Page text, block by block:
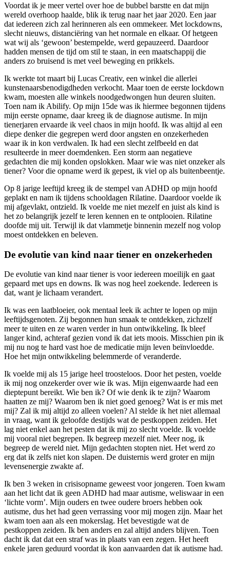
Voordat ik je meer vertel over hoe de bubbel barstte en dat mijn
wereld overhoop haalde, blik ik terug naar het jaar 2020. Een jaar
dat iedereen zich zal herinneren als een ommekeer. Met lockdowns,
slecht nieuws, distanciëring van het normale en elkaar. Of hetgeen
wat wij als ‘gewoon’ bestempelde, werd gepauzeerd. Daardoor
hadden mensen de tijd om stil te staan, in een maatschappij die
anders zo bruisend is met veel beweging en prikkels.
Ik werkte tot maart bij Lucas Creativ, een winkel die allerlei
kunstenaarsbenodigdheden verkocht. Maar toen de eerste lockdown
kwam, moesten alle winkels noodgedwongen hun deuren sluiten.
Toen nam ik Abilify. Op mijn 15de was ik hiermee begonnen tijdens
mijn eerste opname, daar kreeg ik de diagnose autisme. In mijn
tienerjaren ervaarde ik veel chaos in mijn hoofd. Ik was altijd al een
diepe denker die gegrepen werd door angsten en onzekerheden
waar ik in kon verdwalen. Ik had een slecht zelfbeeld en dat
resulteerde in meer doemdenken. Een storm aan negatieve
gedachten die mij konden opslokken. Maar wie was niet onzeker als
tiener? Voor die opname werd ik gepest, ik viel op als buitenbeentje.
Op 8 jarige leeftijd kreeg ik de stempel van ADHD op mijn hoofd
geplakt en nam ik tijdens schooldagen Rilatine. Daardoor voelde ik
mij afgevlakt, ontzield. Ik voelde me niet mezelf en juist als kind is
het zo belangrijk jezelf te leren kennen en te ontplooien. Rilatine
doofde mij uit. Terwijl ik dat vlammetje binnenin mezelf nog volop
moest ontdekken en beleven.
De evolutie van kind naar tiener en onzekerheden
De evolutie van kind naar tiener is voor iedereen moeilijk en gaat
gepaard met ups en downs. Ik was nog heel zoekende. Iedereen is
dat, want je lichaam verandert.
Ik was een laatbloeier, ook mentaal leek ik achter te lopen op mijn
leeftijdsgenoten. Zij begonnen hun smaak te ontdekken, zichzelf
meer te uiten en ze waren verder in hun ontwikkeling. Ik bleef
langer kind, achteraf gezien vond ik dat iets moois. Misschien pin ik
mij nu nog te hard vast hoe de medicatie mijn leven beïnvloedde.
Hoe het mijn ontwikkeling belemmerde of veranderde.
Ik voelde mij als 15 jarige heel troosteloos. Door het pesten, voelde
ik mij nog onzekerder over wie ik was. Mijn eigenwaarde had een
dieptepunt bereikt. Wie ben ik? Of wie denk ik te zijn? Waarom
haatten ze mij? Waarom ben ik niet goed genoeg? Wat is er mis met
mij? Zal ik mij altijd zo alleen voelen? Al stelde ik het niet allemaal
in vraag, want ik geloofde destijds wat de pestkoppen zeiden. Het
lag niet enkel aan het pesten dat ik mij zo slecht voelde. Ik voelde
mij vooral niet begrepen. Ik begreep mezelf niet. Meer nog, ik
begreep de wereld niet. Mijn gedachten stopten niet. Het werd zo
erg dat ik zelfs niet kon slapen. De duisternis werd groter en mijn
levensenergie zwakte af.
Ik ben 3 weken in crisisopname geweest voor jongeren. Toen kwam
aan het licht dat ik geen ADHD had maar autisme, weliswaar in een
‘lichte vorm’. Mijn ouders en twee oudere broers hebben ook
autisme, dus het had geen verrassing voor mij mogen zijn. Maar het
kwam toen aan als een mokerslag. Het bevestigde wat de
pestkoppen zeiden. Ik ben anders en zal altijd anders blijven. Toen
dacht ik dat dat een straf was in plaats van een zegen. Het heeft
enkele jaren geduurd voordat ik kon aanvaarden dat ik autisme had.